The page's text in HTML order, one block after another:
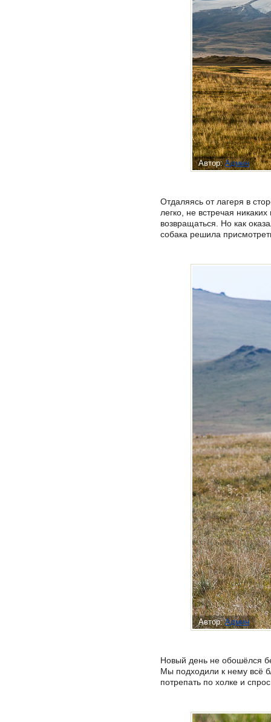
Автор:Админ
Отдаляясь от лагеря в
легко, не встречая
возвращаться. Но как
собака решила
Автор:Админ
Новый день не обошёлся
Мы подходили к нему всё
потрепать по холке и